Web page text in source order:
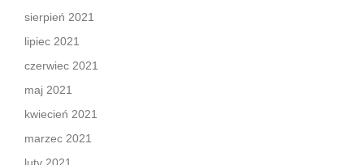
sierpień 2021
lipiec 2021
czerwiec 2021
maj 2021
kwiecień 2021
marzec 2021